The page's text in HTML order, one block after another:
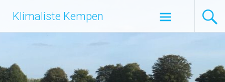
Klimaliste Kempen